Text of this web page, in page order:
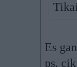
Es
ps.